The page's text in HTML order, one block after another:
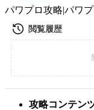
パワプロ攻略|パワ
攻略コンテン